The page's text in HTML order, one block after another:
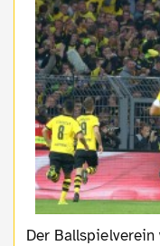
Der Ballspielverein witterte nun Morgenluft. Der